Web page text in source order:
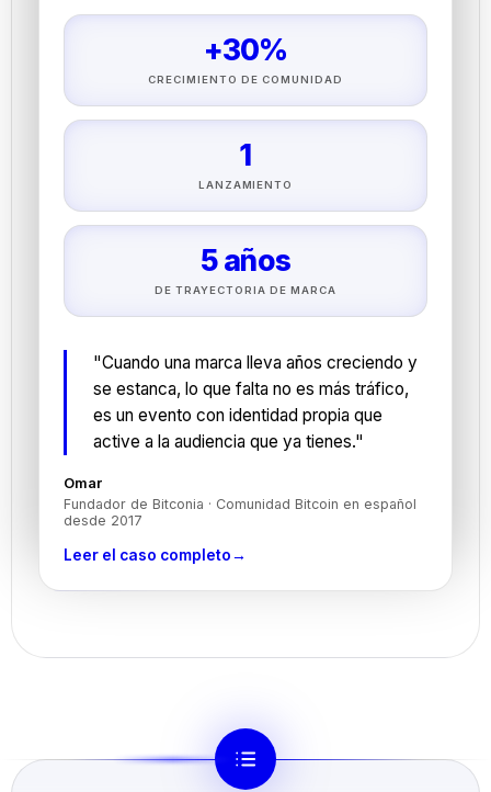
+30%
CRECIMIENTO DE COMUNIDAD
1
LANZAMIENTO
5 años
DE TRAYECTORIA DE MARCA
"Cuando una marca lleva años creciendo y
se estanca, lo que falta no es más tráfico,
es un evento con identidad propia que
active a la audiencia que ya tienes."
Omar
Fundador de Bitconia · Comunidad Bitcoin en español
desde 2017
Leer el caso completo→